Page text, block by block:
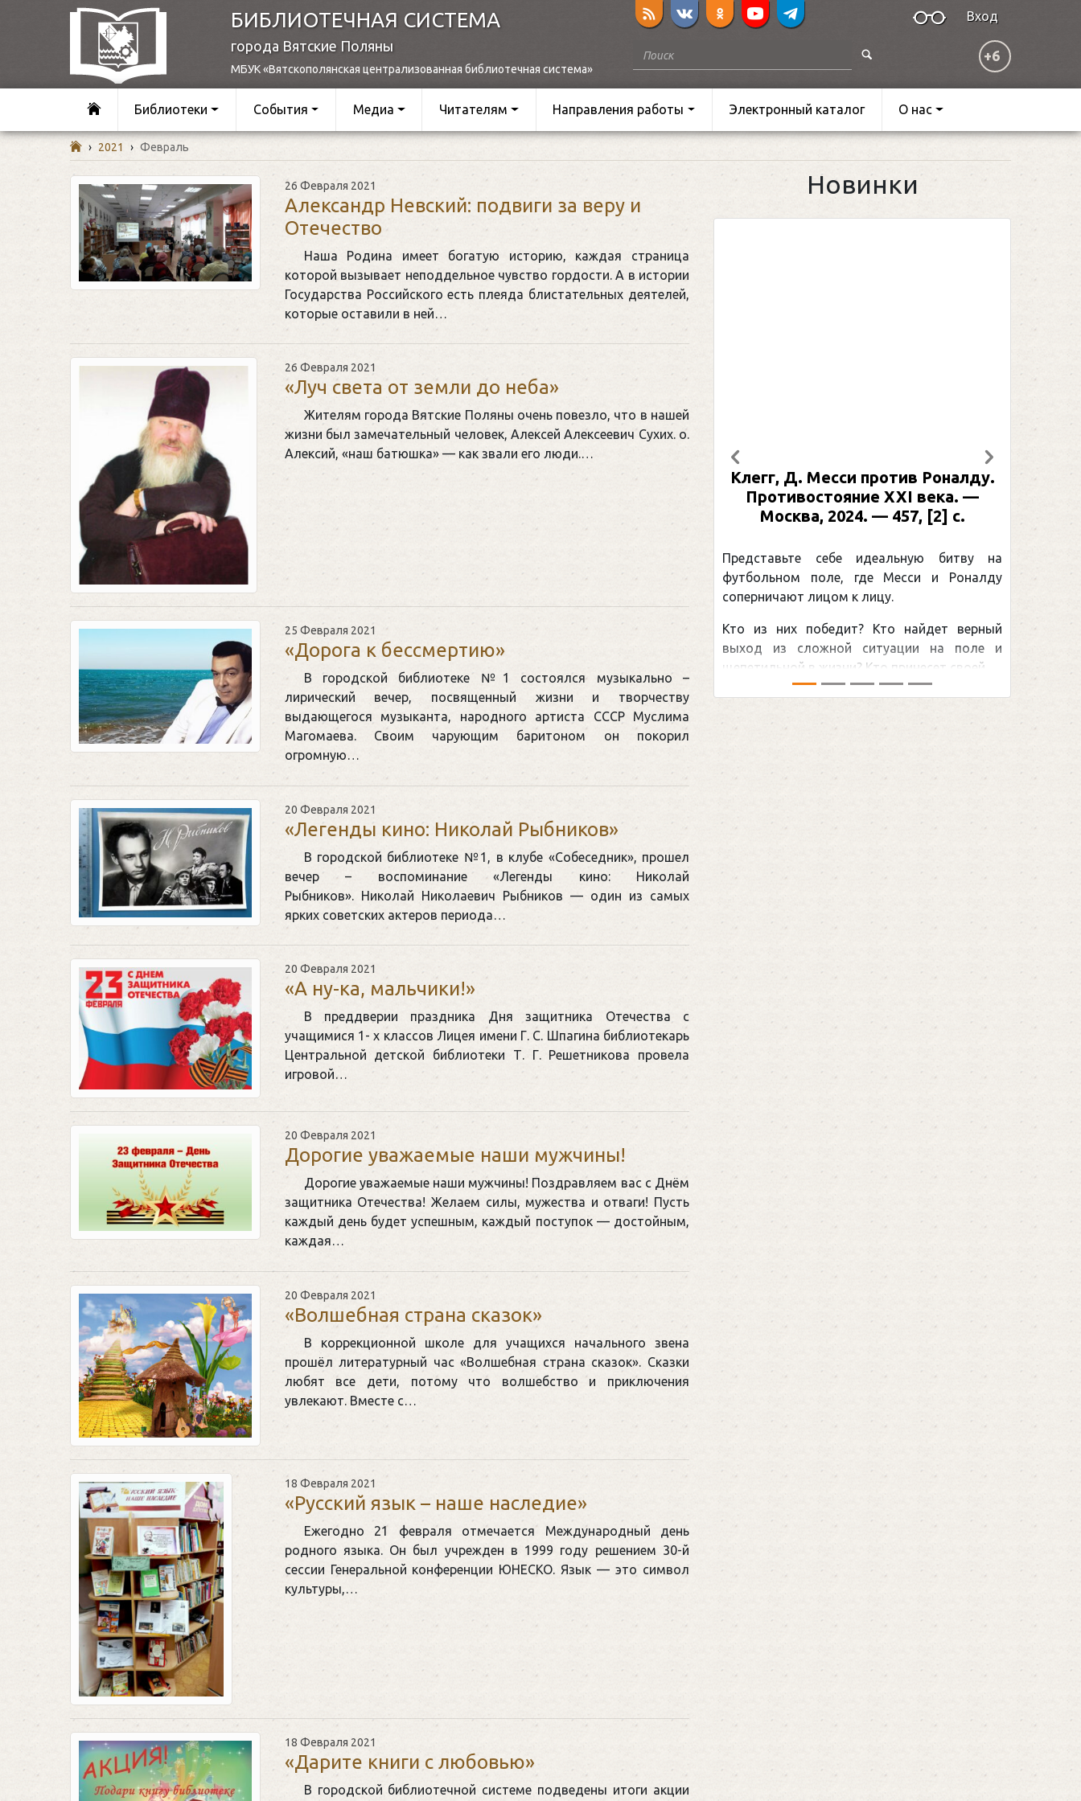
БИБЛИОТЕЧНАЯ СИСТЕМА
города Вятские Поляны
МБУК «Вятскополянская централизованная библиотечная система»
Вход
+6
Библиотеки События Медиа Читателям Направления работы Электронный каталог О нас
› 2021 › Февраль
26 Февраля 2021
Александр Невский: подвиги за веру и
Отечество
Наша Родина имеет богатую историю, каждая страница
которой вызывает неподдельное чувство гордости. А в истории
Государства Российского есть плеяда блистательных деятелей,
которые оставили в ней…
26 Февраля 2021
«Луч света от земли до неба»
Жителям города Вятские Поляны очень повезло, что в нашей
жизни был замечательный человек, Алексей Алексеевич Сухих. о.
Алексий, «наш батюшка» — как звали его люди.…
25 Февраля 2021
«Дорога к бессмертию»
В городской библиотеке №1 состоялся музыкально –
лирический вечер, посвященный жизни и творчеству
выдающегося музыканта, народного артиста СССР Муслима
Магомаева. Своим чарующим баритоном он покорил
огромную…
20 Февраля 2021
«Легенды кино: Николай Рыбников»
В городской библиотеке №1, в клубе «Собеседник», прошел
вечер – воспоминание «Легенды кино: Николай
Рыбников». Николай Николаевич Рыбников — один из самых
ярких советских актеров периода…
20 Февраля 2021
«А ну-ка, мальчики!»
В преддверии праздника Дня защитника Отечества с
учащимися 1- х классов Лицея имени Г. С. Шпагина библиотекарь
Центральной детской библиотеки Т. Г. Решетникова провела
игровой…
20 Февраля 2021
Дорогие уважаемые наши мужчины!
Дорогие уважаемые наши мужчины! Поздравляем вас с Днём
защитника Отечества! Желаем силы, мужества и отваги! Пусть
каждый день будет успешным, каждый поступок — достойным,
каждая…
20 Февраля 2021
«Волшебная страна сказок»
В коррекционной школе для учащихся начального звена
прошёл литературный час «Волшебная страна сказок». Сказки
любят все дети, потому что волшебство и приключения
увлекают. Вместе с…
18 Февраля 2021
«Русский язык – наше наследие»
Ежегодно 21 февраля отмечается Международный день
родного языка. Он был учрежден в 1999 году решением 30-й
сессии Генеральной конференции ЮНЕСКО. Язык — это символ
культуры,…
18 Февраля 2021
«Дарите книги с любовью»
В городской библиотечной системе подведены итоги акции
Новинки
Клегг, Д. Месси против Роналду.
Противостояние XXI века. —
Москва, 2024. — 457, [2] с.
Представьте себе идеальную битву на
футбольном поле, где Месси и Роналду
соперничают лицом к лицу.
Кто из них победит? Кто найдет верный
выход из сложной ситуации на поле и
щепетильной в жизни? Кто принесет своей ...
Рабинер, И. Я.
: иллюстрированная
Москва, 2024 (макет
[2] с. (Подарочные
принадлежит великому
Гретцки, — едва ли не
хоккейная тема последних
сезоном Национальной
Предыдущий Следующий